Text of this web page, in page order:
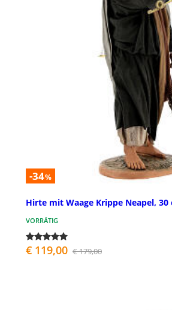
-34%
Hirte mit Waage Krippe Neapel, 30
VORRÄTIG
€ 119,00 € 179,00